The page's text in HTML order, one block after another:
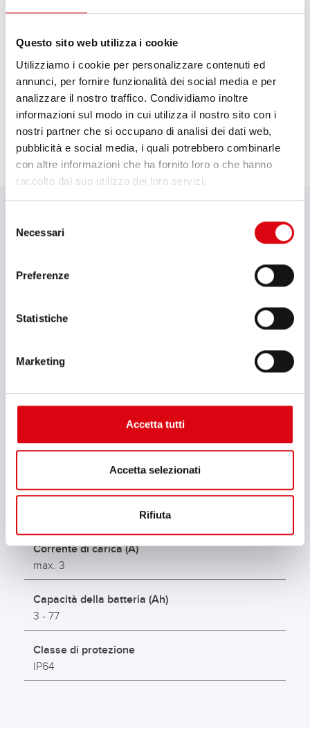
Questo sito web utilizza i cookie
Utilizziamo i cookie per personalizzare contenuti ed
annunci, per fornire funzionalità dei social media e per
analizzare il nostro traffico. Condividiamo inoltre
informazioni sul modo in cui utilizza il nostro sito con i
nostri partner che si occupano di analisi dei dati web,
pubblicità e social media, i quali potrebbero combinarle
con altre informazioni che ha fornito loro o che hanno
raccolto dal suo utilizzo dei loro servizi.
delNecessari
Preferenze
Statistiche
Marketing
Accetta tutti
Accetta selezionati
Rifiuta
HOW TO:
Banner Accucharger 3A
DETTAGLI TECNICI
Consumer
230
Tensione batteria (V)
Tipo di batteria
Standard, Ca, AGM, EFB, Start/Stop, GEL
Tensione di carica (V)
Corrente di carica (A)
max. 3
Capacità della batteria (Ah)
3 - 77
Classe di protezione
IP64